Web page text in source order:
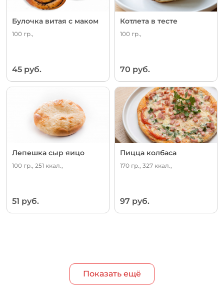
Булочка витая с маком
100 гр.,
45 руб.
Котлета в тесте
100 гр.,
70 руб.
Лепешка сыр яицо
100 гр., 251 ккал.,
51 руб.
Пицца колбаса
170 гр., 327 ккал.,
97 руб.
Показать ещё